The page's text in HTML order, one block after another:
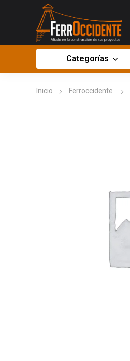
Categorías
Inicio Ferroccidente